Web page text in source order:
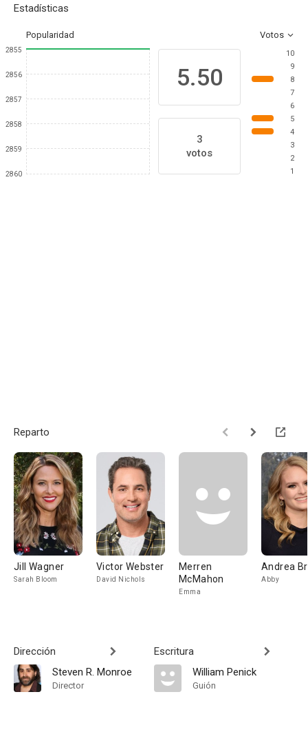
Estadísticas
Popularidad Votos
2855
2856
2857
2858
2859
2860
5.50
3
votos
10
9
8
7
6
5
4
3
2
1
Reparto
Jill Wagner
Sarah Bloom
Victor Webster
David Nichols
Merren
McMahon
Emma
Andrea
Abby
Dirección
Steven R. Monroe
Director
Escritura
William Penick
Guión